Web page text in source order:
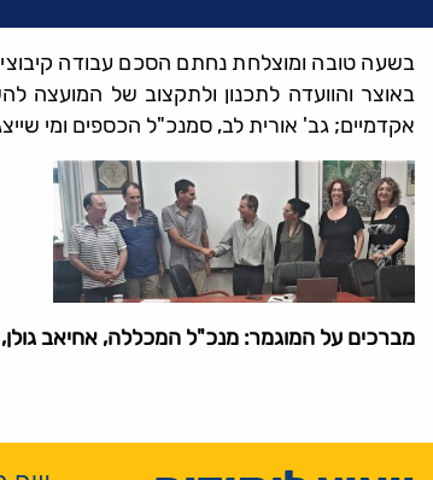
בשעה טובה ומוצלחת נחתם הסכם עבודה
באוצר והוועדה לתכנון ולתקצוב של המועצה
אקדמיים; גב' אורית לב, סמנכ"ל הכספים ומי
מברכים על המוגמר: מנכ"ל המכללה, אחיאב